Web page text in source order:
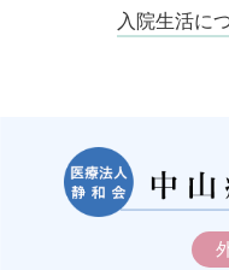
入院生活に